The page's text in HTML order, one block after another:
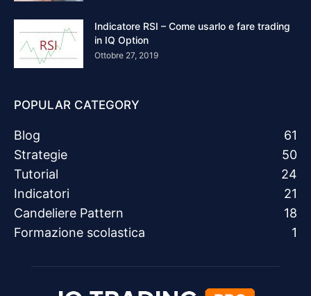
Indicatore RSI – Come usarlo e fare trading
in IQ Option
Ottobre 27, 2019
POPULAR CATEGORY
Blog
61
Strategie
50
Tutorial
24
Indicatori
21
Candeliere Pattern
18
Formazione scolastica
1